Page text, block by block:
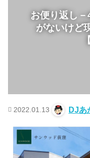
お便り返し
がないけど
2022.01.13 DJあ